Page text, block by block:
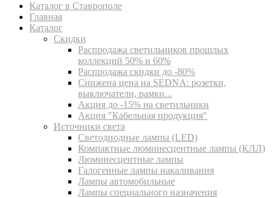
Каталог в Ставрополе
Главная
Каталог
Скидки
Распродажа светильников прошлых
коллекций 50% и 60%
Распродажа скидки до -80%
Cнижена цена на SEDNA: розетки,
выключатели, рамки...
Акция до -15% на светильники
Акция "Кабельная продукция"
Источники света
Светодиодные лампы (LED)
Компактные люминесцентные лампы (КЛЛ)
Люминесцентные лампы
Галогенные лампы накаливания
Лампы автомобильные
Лампы специального назначения